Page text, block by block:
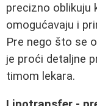
precizno oblikuju
omogućavaju i
Pre nego što se
je proći detaljne
timom lekara.